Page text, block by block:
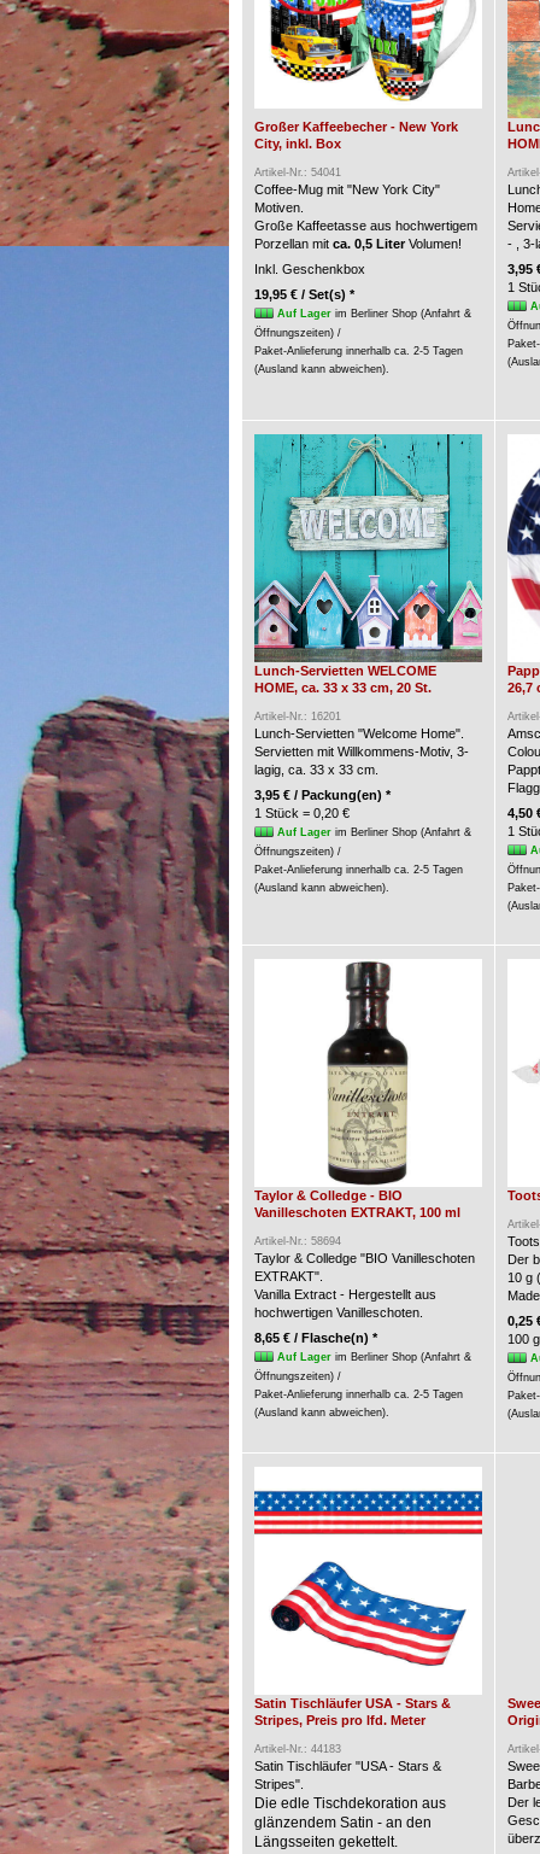
Großer Kaffeebecher - New York
City, inkl. Box
Artikel-Nr.: 54041
Coffee-Mug mit "New York City"
Motiven.
Große Kaffeetasse aus hochwertigem
Porzellan mit ca. 0,5 LiterVolumen!
Inkl. Geschenkbox
19,95 € / Set(s) *
Auf Lagerim Berliner Shop (Anfahrt &
Öffnungszeiten) /
Paket-Anlieferung innerhalb ca. 2-5 Tagen
(Ausland kann abweichen).
- , 3-
3,95
1
Lunch-Servietten WELCOME
HOME, ca. 33 x 33 cm, 20 St.
Artikel-Nr.: 16201
Lunch-Servietten "Welcome Home".
Servietten mit Willkommens-Motiv, 3-
lagig, ca. 33 x 33 cm.
3,95 € / Packung(en) *
1 Stück = 0,20 €
Auf Lagerim Berliner Shop (Anfahrt &
Öffnungszeiten) /
Paket-Anlieferung innerhalb ca. 2-5 Tagen
(Ausland kann abweichen).
26,7
4,50
1
Taylor & Colledge - BIO
Vanilleschoten EXTRAKT, 100 ml
Artikel-Nr.: 58694
Taylor & Colledge "BIO Vanilleschoten
EXTRAKT".
Vanilla Extract - Hergestellt aus
hochwertigen Vanilleschoten.
8,65 € / Flasche(n) *
Auf Lagerim Berliner Shop (Anfahrt &
Öffnungszeiten) /
Paket-Anlieferung innerhalb ca. 2-5 Tagen
(Ausland kann abweichen).
Der
10 g
0,25
100
Satin Tischläufer USA - Stars &
Stripes, Preis pro lfd. Meter
Artikel-Nr.: 44183
Satin Tischläufer "USA - Stars &
Stripes".
Die edle Tischdekoration aus
glänzendem Satin - an den
Längsseiten gekettelt.
Der